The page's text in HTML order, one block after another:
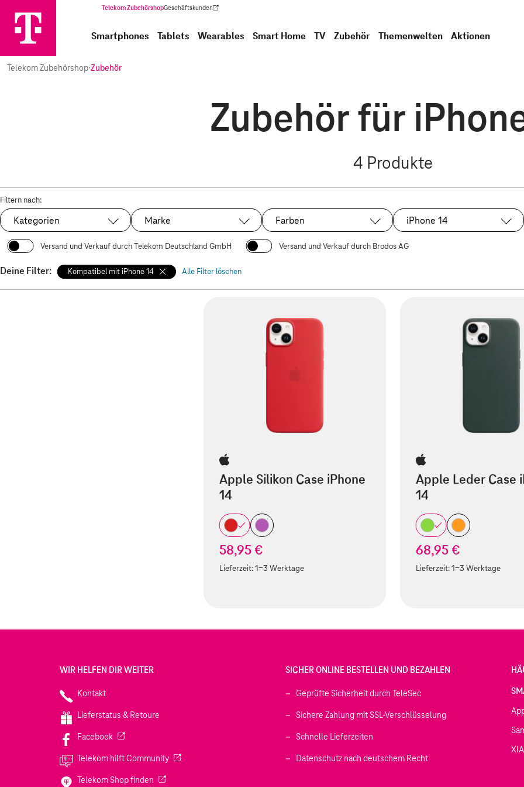
Telekom ZubehörshopGeschäftskunden
(Wird in einem neuen Tab geöffnet)
Smartphones Tablets Wearables Smart Home TV Zubehör Themenwelten Aktionen
Telekom Zubehörshop·Zubehör
Zubehör für
4 Produkte
Filtern nach:
Kategorien Marke Farben Ausgewählt:
iPhone 14
Versand und Verkauf durch Telekom Deutschland GmbH Versand und Verkauf durch Brodos AG
Deine Filter: Kompatibel mit iPhone 14 Alle Filter löschen
Apple Silikon Case iPhone
14
58,95 €
Lieferzeit:1-3 Werktage
Apple Leder Case
14
68,95 €
Lieferzeit:1-3 Werktage
WIR HELFEN DIR WEITER
Kontakt
Lieferstatus & Retoure
Facebook(Wird in einem neuen Tab geöffnet)
Telekom hilft Community(Wird in einem neuen Tab geöffnet)
Telekom Shop finden (Wird in einem neuen Tab geöffnet)
SICHER ONLINE BESTELLEN UND BEZAHLEN
Geprüfte Sicherheit durch TeleSec
Sichere Zahlung mit SSL-Verschlüsselung
Schnelle Lieferzeiten
Datenschutz nach deutschem Recht